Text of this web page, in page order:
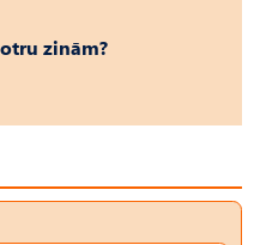
zinām?